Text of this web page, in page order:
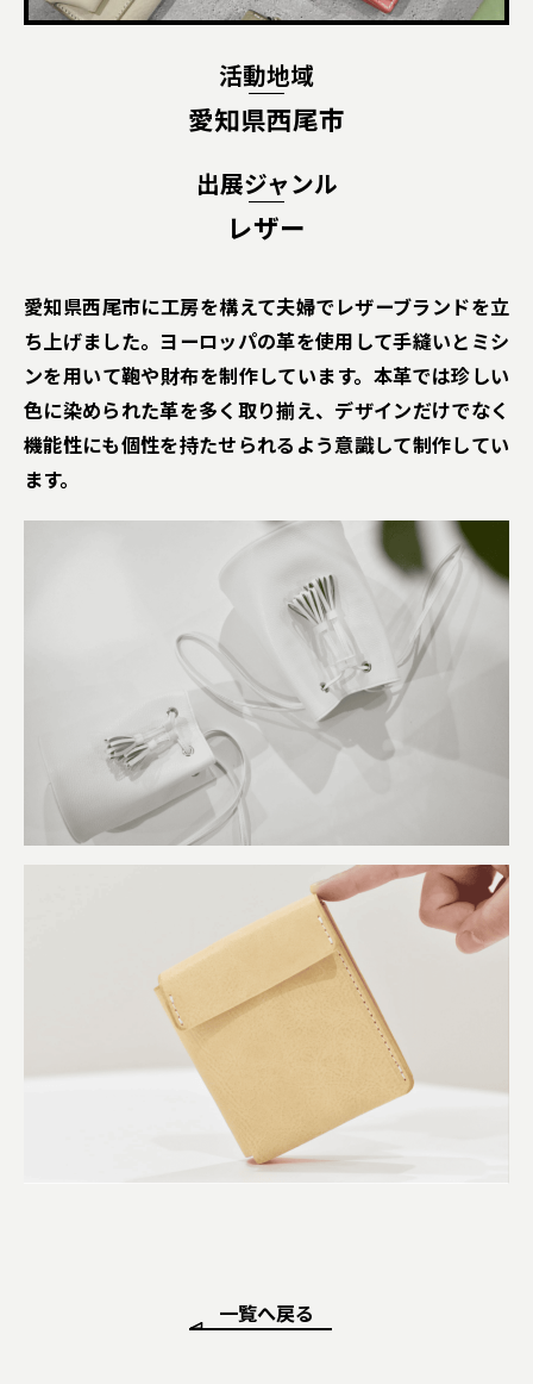
活動地域
愛知県西尾市
出展ジャンル
レザー
愛知県西尾市に工房を構えて夫婦でレザーブランドを立
ち上げました。ヨーロッパの革を使用して手縫いとミシ
ンを用いて鞄や財布を制作しています。本革では珍しい
色に染められた革を多く取り揃え、デザインだけでなく
機能性にも個性を持たせられるよう意識して制作してい
ます。
一覧へ戻る